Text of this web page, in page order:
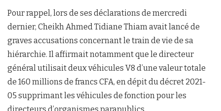
Pour rappel, lors de ses déclarations de mercredi
dernier, Cheikh Ahmed Tidiane Thiam avait lancé de
graves accusations concernant le train de vie de sa
hiérarchie. Il affirmait notamment que le directeur
général utilisait deux véhicules V8 d’une valeur totale
de 160 millions de francs CFA, en dépit du décret 2021-
05 supprimant les véhicules de fonction pour les
directeurs d’organismes parapublics.